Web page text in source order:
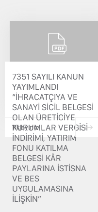
7351 SAYILI KANUN
YAYIMLANDI
“İHRACATÇIYA VE
SANAYİ SİCİL BELGESİ
OLAN ÜRETİCİYE
KURUMLAR VERGİSİ
İNDİRİMİ, YATIRIM
FONU KATILMA
BELGESİ KÂR
PAYLARINA İSTİSNA
VE BES
UYGULAMASINA
İLİŞKİN”
Tıklayınız